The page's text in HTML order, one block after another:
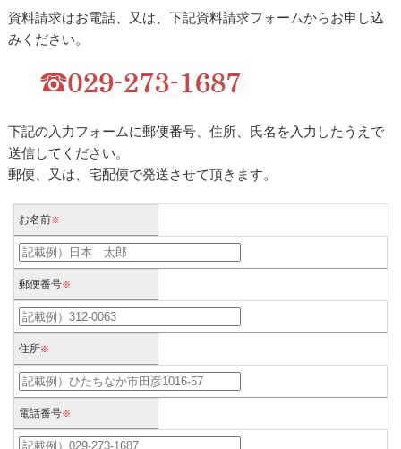
資料請求はお電話、又は、下記資料請求フォームからお申し込
みください。
下記の入力フォームに郵便番号、住所、氏名を入力したうえで
送信してください。
郵便、又は、宅配便で発送させて頂きます。
お名前※
郵便番号※
住所※
電話番号※